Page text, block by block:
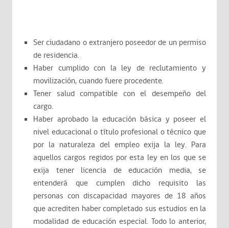
Ser ciudadano o extranjero poseedor de un permiso
de residencia.
Haber cumplido con la ley de reclutamiento y
movilización, cuando fuere procedente.
Tener salud compatible con el desempeño del
cargo.
Haber aprobado la educación básica y poseer el
nivel educacional o título profesional o técnico que
por la naturaleza del empleo exija la ley. Para
aquellos cargos regidos por esta ley en los que se
exija tener licencia de educación media, se
entenderá que cumplen dicho requisito las
personas con discapacidad mayores de 18 años
que acrediten haber completado sus estudios en la
modalidad de educación especial. Todo lo anterior,